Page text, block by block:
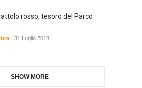
rosso, tesoro del Parco
31 Luglio 2018
SHOW MORE